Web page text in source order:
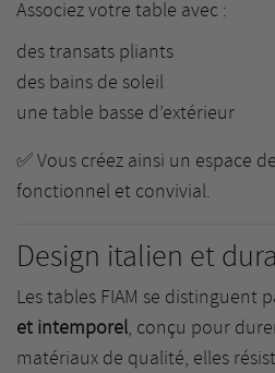
Associez votre table avec :
destransats pliants
des bains de soleil
une table basse d’extérieur
✅ Vous créez ainsi un espace
fonctionnel et convivial.
Design italien et
Les tables FIAM se distinguent
et intemporel, conçu pour
matériaux de qualité, elles